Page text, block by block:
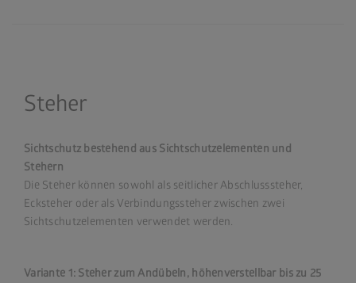
Steher
Sichtschutz bestehend aus Sichtschutzelementen und
Stehern
Die Steher können sowohl als seitlicher Abschlusssteher,
Ecksteher oder als Verbindungssteher zwischen zwei
Sichtschutzelementen verwendet werden.
Variante 1: Steher zum Andübeln, höhenverstellbar bis zu 25